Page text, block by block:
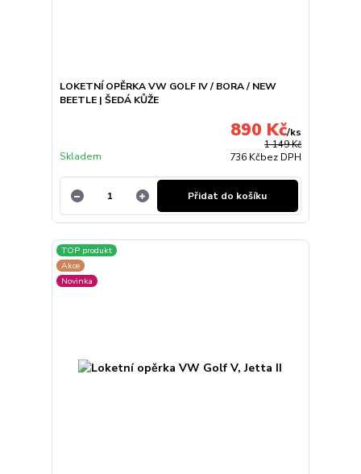
LOKETNÍ OPĚRKA VW GOLF IV / BORA / NEW
BEETLE | ŠEDÁ KŮŽE
1 149 Kč
890 Kč/ks
736 Kčbez DPH
Skladem
Přidat do košíku
TOP produkt
Akce
Novinka